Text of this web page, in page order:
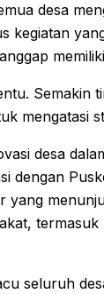
desa
kegiatan
Semakin
mengatasi
desa
dengan
yang
termasuk
seluruh